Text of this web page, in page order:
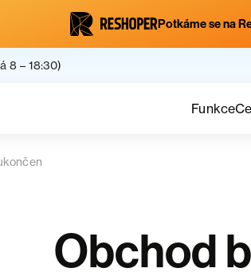
Potkáme se na
8 – 18:30)
Funkce
Obchod